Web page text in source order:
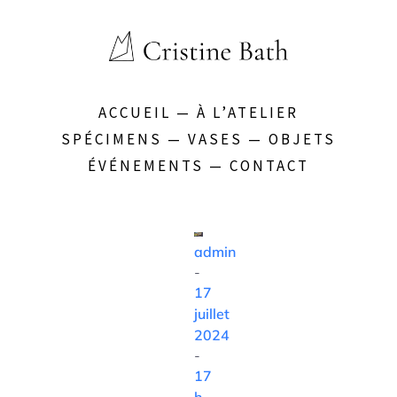
ACCUEIL — À L’ATELIER
SPÉCIMENS — VASES — OBJETS
ÉVÉNEMENTS — CONTACT
admin
-
17
juillet
2024
-
17